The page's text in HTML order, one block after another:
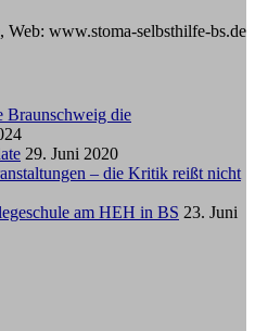
Web: www.stoma-selbsthilfe-bs.de
Braunschweig die
29. Juni 2020
– die Kritik reißt nicht
am HEH in BS 23. Juni